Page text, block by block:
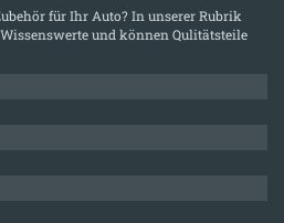
für Ihr Auto? In unserer Rubrik
und können Qulitätsteile